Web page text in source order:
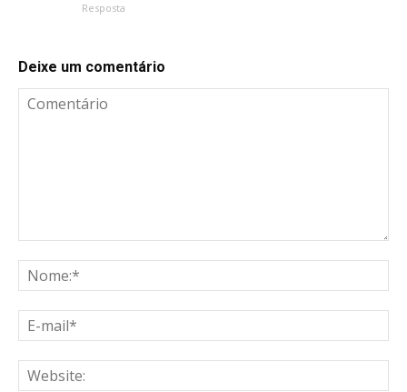
Resposta
Deixe um comentário